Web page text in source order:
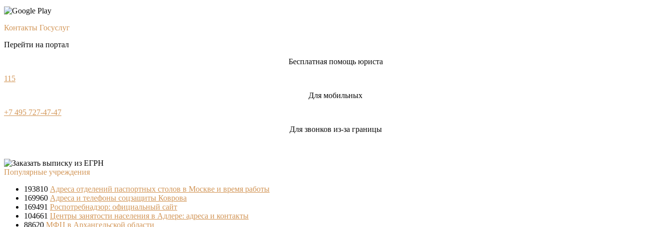
Контакты Госуслуг
Перейти на портал
Бесплатная помощь юриста
115
Для мобильных
+7 495 727-47-47
Для звонков из-за границы
Популярные учреждения
193810 Адреса отделений паспортных столов в Москве и время работы
169960 Адреса и телефоны соцзащиты Коврова
169491 Роспотребнадзор: официальный сайт
104661 Центры занятости населения в Адлере: адреса и контакты
88620 МФЦ в Архангельской области